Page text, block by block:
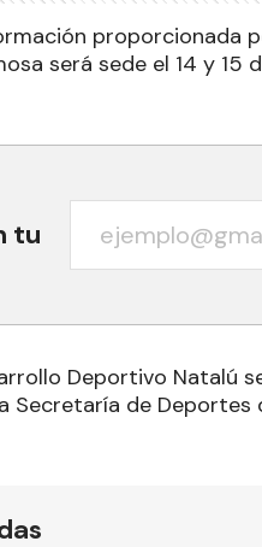
proporcionada
será sede el 14 y
tu
Deportivo Natalú
Secretaría de